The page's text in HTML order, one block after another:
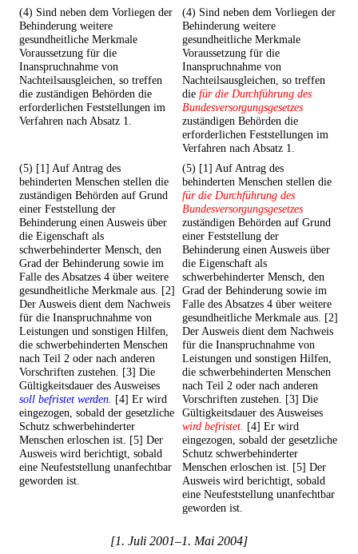
(4) Sind neben dem Vorliegen der
Behinderung weitere
gesundheitliche Merkmale
Voraussetzung für die
Inanspruchnahme von
Nachteilsausgleichen, so treffen
die zuständigen Behörden die
erforderlichen Feststellungen im
Verfahren nach Absatz 1.
(4) Sind neben dem Vorliegen der
Behinderung weitere
gesundheitliche Merkmale
Voraussetzung für die
Inanspruchnahme von
Nachteilsausgleichen, so treffen
die für die Durchführung des
Bundesversorgungsgesetzes
zuständigen Behörden die
erforderlichen Feststellungen im
Verfahren nach Absatz 1.
(5) [1] Auf Antrag des
behinderten Menschen stellen die
zuständigen Behörden auf Grund
einer Feststellung der
Behinderung einen Ausweis über
die Eigenschaft als
schwerbehinderter Mensch, den
Grad der Behinderung sowie im
Falle des Absatzes 4 über weitere
gesundheitliche Merkmale aus. [2]
Der Ausweis dient dem Nachweis
für die Inanspruchnahme von
Leistungen und sonstigen Hilfen,
die schwerbehinderten Menschen
nach Teil 2 oder nach anderen
Vorschriften zustehen. [3] Die
Gültigkeitsdauer des Ausweises
soll befristet werden. [4] Er wird
eingezogen, sobald der gesetzliche
Schutz schwerbehinderter
Menschen erloschen ist. [5] Der
Ausweis wird berichtigt, sobald
eine Neufeststellung unanfechtbar
geworden ist.
(5) [1] Auf Antrag des
behinderten Menschen stellen die
für die Durchführung des
Bundesversorgungsgesetzes
zuständigen Behörden auf Grund
einer Feststellung der
Behinderung einen Ausweis über
die Eigenschaft als
schwerbehinderter Mensch, den
Grad der Behinderung sowie im
Falle des Absatzes 4 über weitere
gesundheitliche Merkmale aus. [2]
Der Ausweis dient dem Nachweis
für die Inanspruchnahme von
Leistungen und sonstigen Hilfen,
die schwerbehinderten Menschen
nach Teil 2 oder nach anderen
Vorschriften zustehen. [3] Die
Gültigkeitsdauer des Ausweises
wird befristet. [4] Er wird
eingezogen, sobald der gesetzliche
Schutz schwerbehinderter
Menschen erloschen ist. [5] Der
Ausweis wird berichtigt, sobald
eine Neufeststellung unanfechtbar
geworden ist.
[1. Juli 2001–1. Mai 2004]